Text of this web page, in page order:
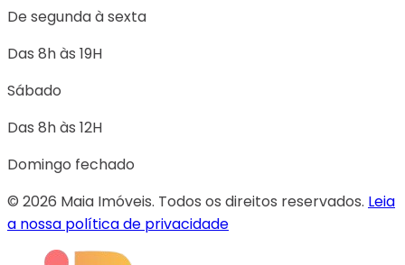
De segunda à sexta
Das 8h às 19H
Sábado
Das 8h às 12H
Domingo fechado
© 2026 Maia Imóveis. Todos os direitos reservados. Leia
a nossa política de privacidade